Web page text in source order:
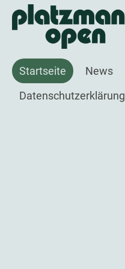
Startseite News
Datenschutzerklärung